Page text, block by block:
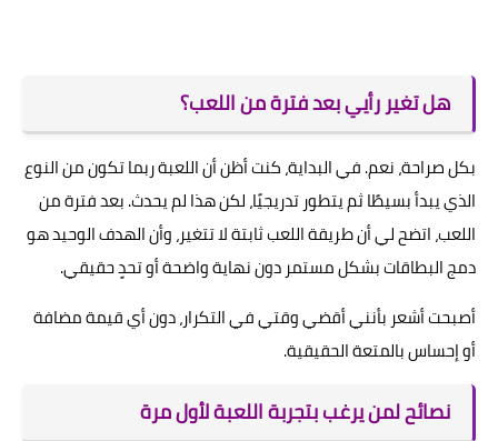
هل تغير رأيي بعد فترة من اللعب؟
بكل صراحة، نعم. في البداية، كنت أظن أن اللعبة ربما تكون من النوع
الذي يبدأ بسيطًا ثم يتطور تدريجيًا، لكن هذا لم يحدث. بعد فترة من
اللعب، اتضح لي أن طريقة اللعب ثابتة لا تتغير، وأن الهدف الوحيد هو
دمج البطاقات بشكل مستمر دون نهاية واضحة أو تحدٍ حقيقي.
أصبحت أشعر بأنني أقضي وقتي في التكرار، دون أي قيمة مضافة
أو إحساس بالمتعة الحقيقية.
نصائح لمن يرغب بتجربة اللعبة لأول مرة